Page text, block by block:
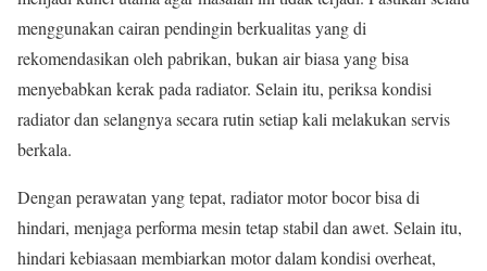
menggunakan cairan pendingin berkualitas yang di
rekomendasikan oleh pabrikan, bukan air biasa yang bisa
menyebabkan kerak pada radiator. Selain itu, periksa kondisi
radiator dan selangnya secara rutin setiap kali melakukan servis
berkala.
Dengan perawatan yang tepat, radiator motor bocor bisa di
hindari, menjaga performa mesin tetap stabil dan awet. Selain itu,
hindari kebiasaan membiarkan motor dalam kondisi overheat,